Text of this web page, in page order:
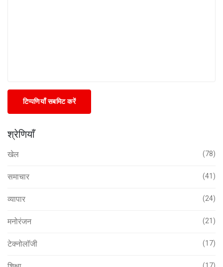
टिप्पणियाँ सबमिट करें
श्रेणियाँ
खेल (78)
समाचार (41)
व्यापार (24)
मनोरंजन (21)
टेक्नोलॉजी (17)
(17)